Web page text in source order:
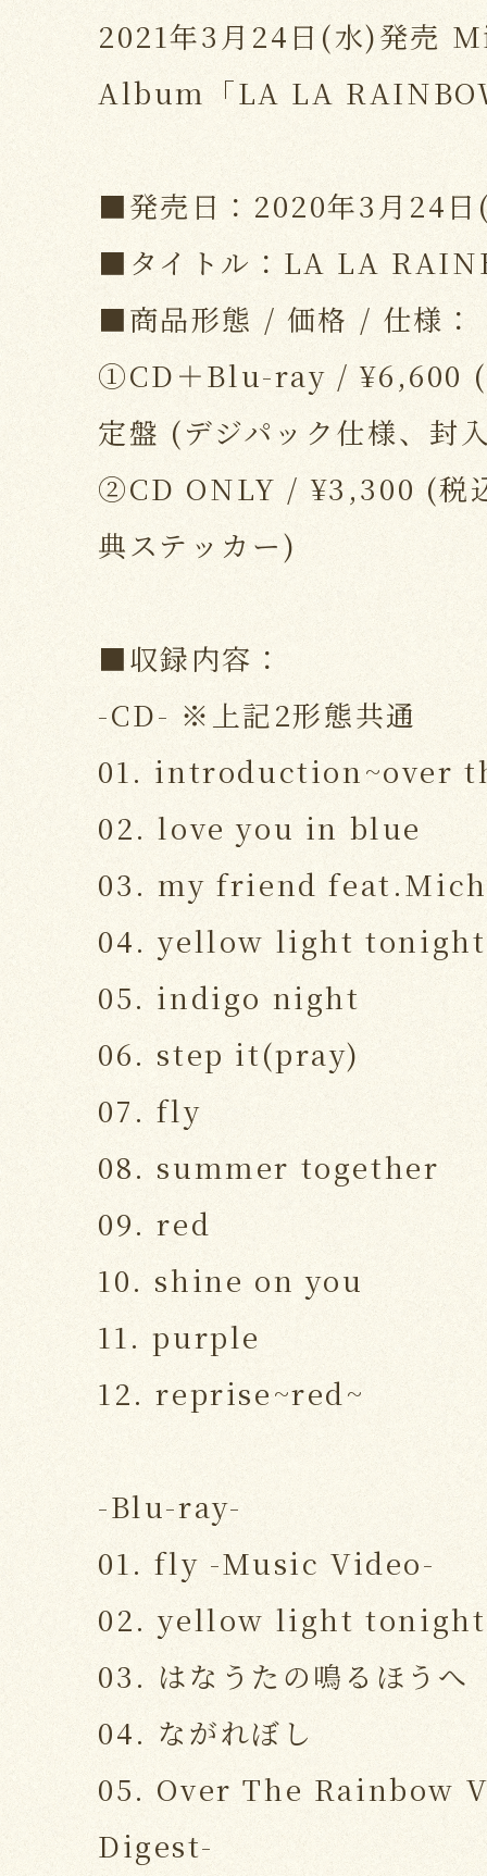
2021年3月24日(水)発売
Album「LA LA
■発売日：2020年3月24
■タイトル：LA LA
■商品形態 / 価格 / 仕様：
①CD＋Blu-ray / ¥6,600 (
定盤 (デジパック仕様、封
②CD ONLY / ¥3,300 (税
典ステッカー)
■収録内容：
-CD- ※上記2形態共通
01. introduction~over
02. love you in blue
03. my friend
04. yellow light tonight
05. indigo night
06. step it(pray)
07. fly
08. summer together
09. red
10. shine on you
11. purple
12. reprise~red~
-Blu-ray-
01. fly -Music Video-
02. yellow light
03. はなうたの鳴るほうへ
04. ながれぼし
05. Over The Rainbow
Digest-